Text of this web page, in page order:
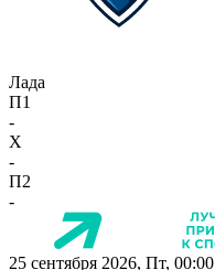
Лада
П1
-
X
-
П2
-
25 сентября 2026, Пт, 00:00